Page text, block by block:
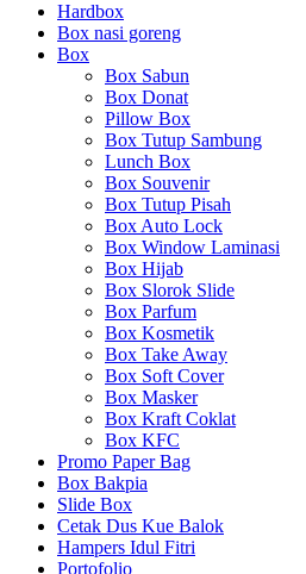
Hardbox
Box nasi goreng
Box
Box Sabun
Box Donat
Pillow Box
Box Tutup Sambung
Lunch Box
Box Souvenir
Box Tutup Pisah
Box Auto Lock
Box Window Laminasi
Box Hijab
Box Slorok Slide
Box Parfum
Box Kosmetik
Box Take Away
Box Soft Cover
Box Masker
Box Kraft Coklat
Box KFC
Promo Paper Bag
Box Bakpia
Slide Box
Cetak Dus Kue Balok
Hampers Idul Fitri
Portofolio